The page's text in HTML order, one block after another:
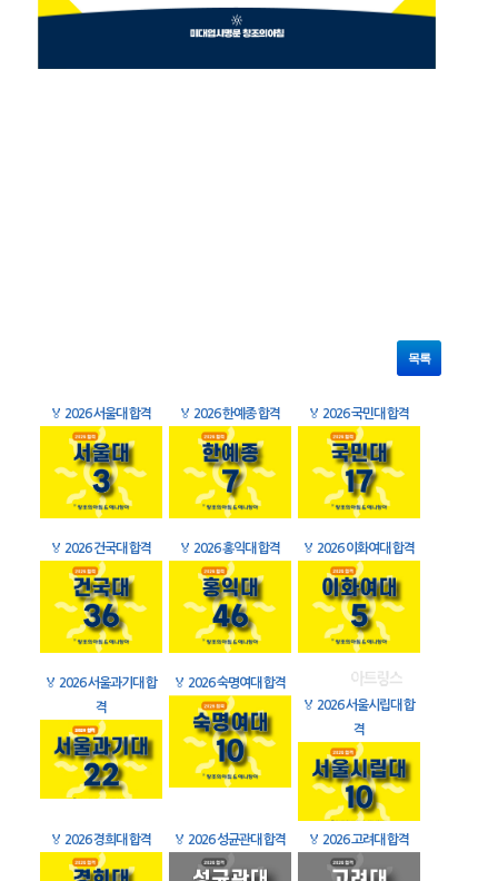
목록
🏅 2026 서울대 합격 🏅 2026 한예종 합격 🏅 2026 국민대 합격
🏅 2026 건국대 합격 🏅 2026 홍익대 합격 🏅 2026 이화여대 합격
🏅 2026 서울과기대 합
격
🏅 2026 숙명여대 합격
🏅 2026 서울시립대 합
격
🏅 2026 경희대 합격 🏅 2026 성균관대 합격 🏅 2026 고려대 합격